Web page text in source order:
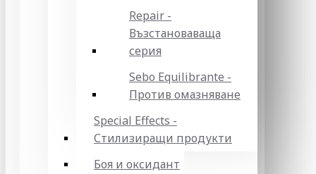
Repair -
Възстановаваща
серия
Sebo Equilibrante -
Против омазняване
Special Effects -
Стилизиращи продукти
Боя и оксидант